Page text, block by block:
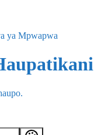
ya Mpwapwa